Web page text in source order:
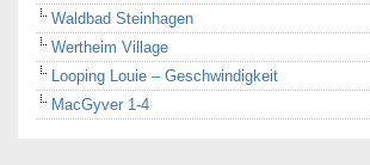
Waldbad Steinhagen
Wertheim Village
Looping Louie – Geschwindigkeit
MacGyver 1-4